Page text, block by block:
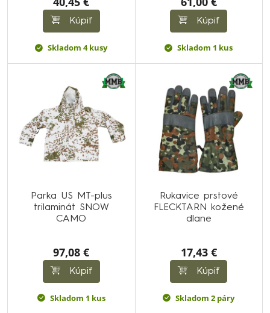
Kúpiť
Skladom 4 kusy
Kúpiť
Skladom 1 kus
Parka US MT-plus
trilaminát SNOW
CAMO
97,08 €
Kúpiť
Skladom 1 kus
Rukavice prstové
FLECKTARN kožené
dlane
17,43 €
Kúpiť
Skladom 2 páry